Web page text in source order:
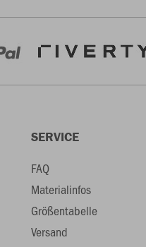
SERVICE
FAQ
Materialinfos
Größentabelle
Versand